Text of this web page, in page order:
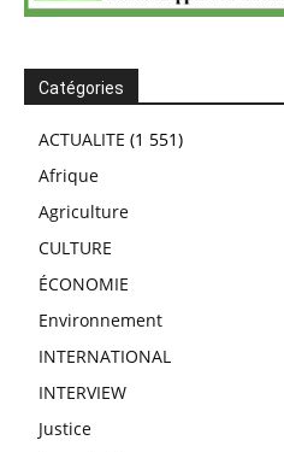
Catégories
ACTUALITE (1 551)
Afrique
Agriculture
CULTURE
ÉCONOMIE
Environnement
INTERNATIONAL
INTERVIEW
Justice